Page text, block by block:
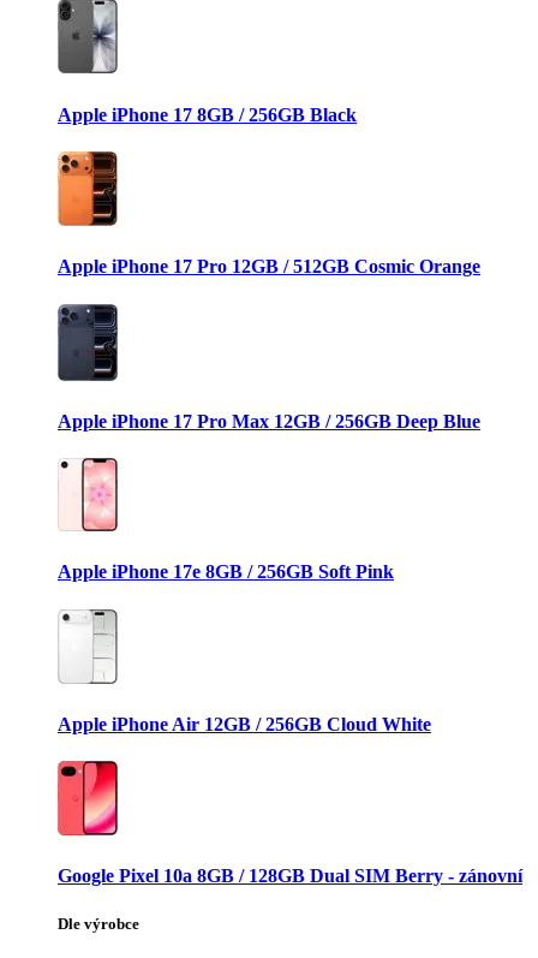
Apple iPhone 17 8GB / 256GB Black
Apple iPhone 17 Pro 12GB / 512GB Cosmic Orange
Apple iPhone 17 Pro Max 12GB / 256GB Deep Blue
Apple iPhone 17e 8GB / 256GB Soft Pink
Apple iPhone Air 12GB / 256GB Cloud White
Google Pixel 10a 8GB / 128GB Dual SIM Berry - zánovní
Dle výrobce